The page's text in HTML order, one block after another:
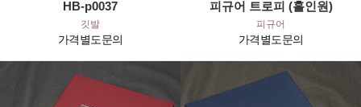
HB-p0037
깃발
가격별도문의
피규어 트로피 (홀인원)
피규어
가격별도문의